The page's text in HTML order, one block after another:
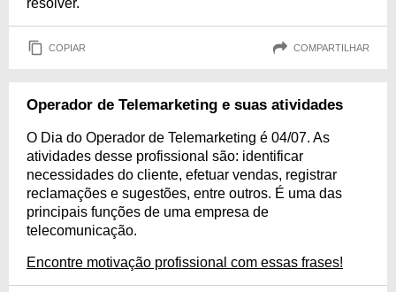
resolver.
COPIAR COMPARTILHAR
Operador de Telemarketing e suas atividades
O Dia do Operador de Telemarketing é 04/07. As
atividades desse profissional são: identificar
necessidades do cliente, efetuar vendas, registrar
reclamações e sugestões, entre outros. É uma das
principais funções de uma empresa de
telecomunicação.
Encontre motivação profissional com essas frases!